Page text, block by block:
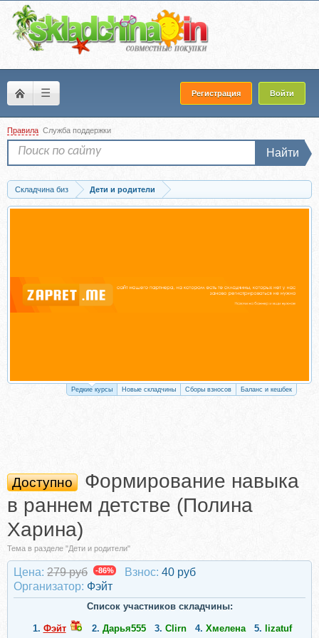
☰ Регистрация Войти
Правила Служба поддержки
Найти
Складчина биз
Дети и родители
Скачать Формирование навыка в раннем детстве (Полина Харина)
Редкие курсы Новые складчины Сборы взносов Баланс и кешбек
Доступно
Формирование навыка
в раннем детстве (Полина
Харина)
Тема в разделе "Дети и родители"
Цена: 279 руб -86% Взнос: 40 руб
Организатор: Фэйт
Список участников складчины:
1. Фэйт 2. Дарья555 3. Clirn 4. Хмелена 5. lizatuf